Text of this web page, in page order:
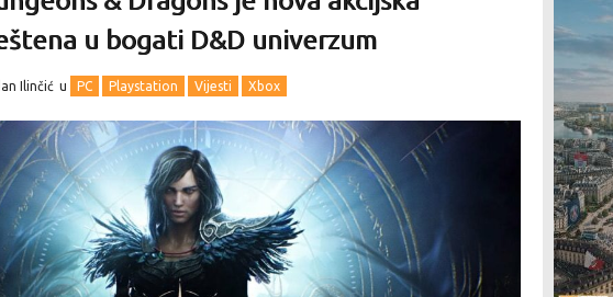
u bogati D&D univerzum
Ilinčić u PC Playstation Vijesti Xbox